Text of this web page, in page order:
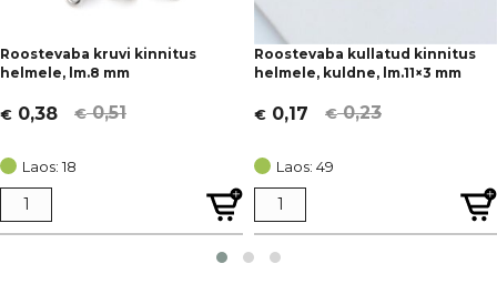
Roostevaba kruvi kinnitus
helmele, lm.8 mm
€0,51
Algne
oli:
€ 0,51.
€ 0,38
Current
is:
€ 0,38.
Laos: 18
Roostevaba kullatud kinnitus
helmele, kuldne, lm.11×3 mm
€0,23
Algne
oli:
€ 0,23.
€ 0,17
Current
is:
€ 0,17.
Laos: 49